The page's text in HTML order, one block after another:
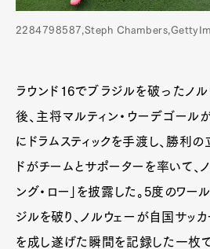
2284798587,Steph
ラウンド16でブラジルを破ったノ
後、主将マルティン・ウーデゴール
にドラムスティックを手渡し、勝利
ドがチームとサポーターを率いて、
ング・ロー」を披露した。5度のワー
ジルを破り、ノルウェーが自国サ
を成し遂げた瞬間を記録した一枚で